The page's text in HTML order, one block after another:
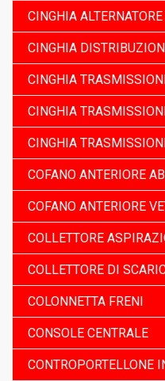
CINGHIA ALTERNATORE
CINGHIA
CINGHIA
CINGHIA
CINGHIA
COFANO ANTERIORE
COFANO ANTERIORE
COLLETTORE
COLLETTORE DI
COLONNETTA FRENI
CONSOLE CENTRALE
CONTROPORTELLONE